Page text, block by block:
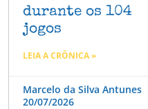
durante os 104
jogos
LEIA A CRÔNICA »
Marcelo da Silva Antunes
20/07/2026